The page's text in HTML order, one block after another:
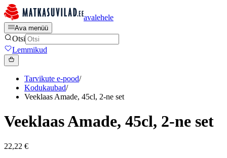
avalehele
Ava menüü
Otsi
Lemmikud
Tarvikute e-pood/
Kodukaubad/
Veeklaas Amade, 45cl, 2-ne set
Veeklaas Amade, 45cl, 2-ne set
22,22 €